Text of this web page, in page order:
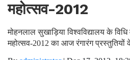
महोत्सव-2012
मोहनलाल सुखाड़िया विश्वविद्यालय के
महोत्सव-2012 का आज रंगारंग